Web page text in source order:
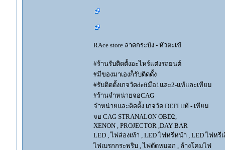
RAce store ลาดกระบัง - หัวตะเข้
#ร้านรับติดตั้งอะไหร์แต่งรถยนต์
#มีของมาเองก็รับติดตั้ง
#รับติดตั้งเกจวัดdefiมือ1และ2-แท้และเทียม
#ร้านจำหน่ายจอCAG
จำหน่ายและติดตั้ง เกจวัด DEFI แท้ - เทียม
จอ CAG STRANALON OBD2,
XENON , PROJECTOR ,DAY BAR
LED , ไฟส่องเท้า , LED ไฟหรีหน้า , LED ไฟหรีเ
ไฟเบรกกระพริบ , ไฟตัดหมอก , ล้างโคมไฟ